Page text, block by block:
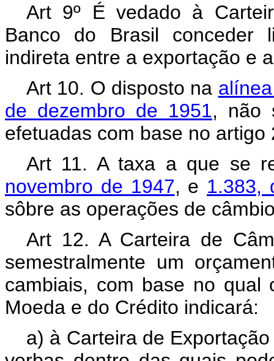
Art 9º É vedado à
Banco do Brasil conceder
indireta entre a exportação e
Art 10. O disposto na
de dezembro de 1951, não
efetuadas com base no artigo
Art 11. A taxa a que se
novembro de 1947, e 1.383,
sôbre as operações de
Art 12. A Carteira de
semestralmente um
cambiais, com base no qual
Moeda e do Crédito indicará:
a) à Carteira de